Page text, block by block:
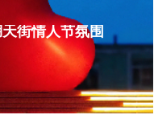
街情人节氛围